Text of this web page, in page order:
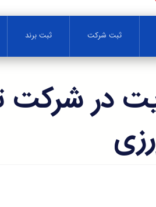
ثبت شرکت ثبت برند
در شرکت